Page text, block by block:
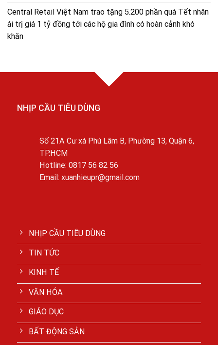
Central Retail Việt Nam trao tặng 5.200 phần quà Tết nhân
ái trị giá 1 tỷ đồng tới các hộ gia đình có hoàn cảnh khó
khăn
NHỊP CẦU TIÊU DÙNG
Số 21A Cư xá Phú Lâm B, Phường 13, Quận 6,
TP.HCM
Hotline: 0817 56 82 56
Email: xuanhieupr@gmail.com
NHỊP CẦU TIÊU DÙNG
TIN TỨC
KINH TẾ
VĂN HÓA
GIÁO DỤC
BẤT ĐỘNG SẢN